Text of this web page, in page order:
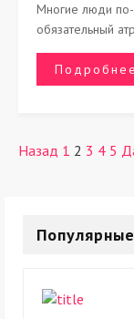
Многие люди
обязательный
Подробнее
Назад 1 2 3 4 5